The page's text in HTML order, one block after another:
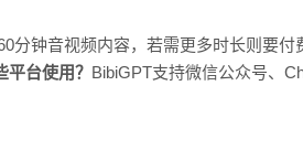
分钟音视频内容，若需更多时长则要付
台使用？ BibiGPT支持微信公众号、